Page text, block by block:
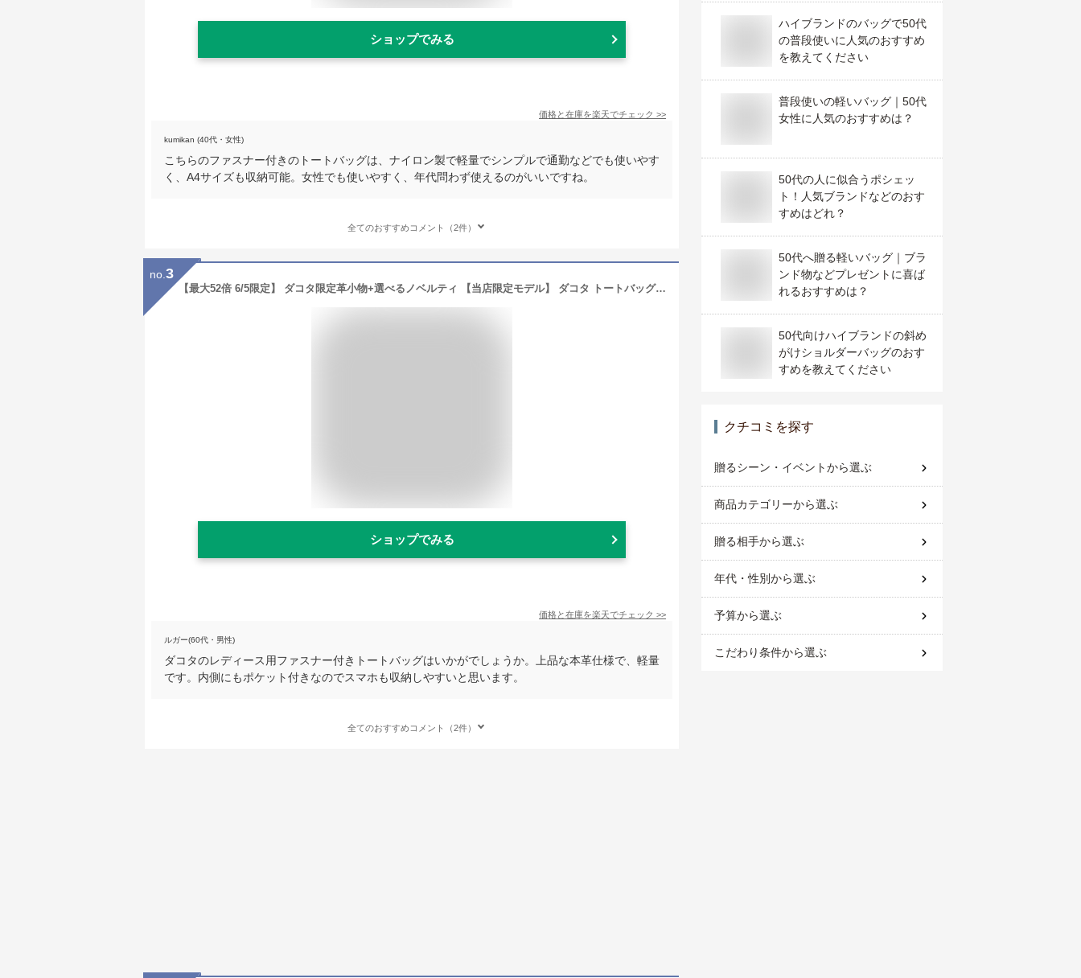
ショップでみる
価格と在庫を楽天でチェック >>
kumikan (40代・女性)
こちらのファスナー付きのトートバッグは、ナイロン製で軽量でシンプルで通勤などでも使いやす
く、A4サイズも収納可能。女性でも使いやすく、年代問わず使えるのがいいですね。
全てのおすすめコメント（2件）
no. 3
【最大52倍 6/5限定】 ダコタ限定革小物+選べるノベルティ 【当店限定モデル】 ダコタ トートバッグ レディース ファスナー付き バッグ Dakota トート 通勤 軽量 軽い ブランド A4 肩掛け 旅行 本革 レザー ジェントリー 限定色 1034510 新作 2023
ショップでみる
価格と在庫を楽天でチェック >>
ルガー(60代・男性)
ダコタのレディース用ファスナー付きトートバッグはいかがでしょうか。上品な本革仕様で、軽量
です。内側にもポケット付きなのでスマホも収納しやすいと思います。
全てのおすすめコメント（2件）
ハイブランドのバッグで50代
の普段使いに人気のおすすめ
を教えてください
普段使いの軽いバッグ｜50代
女性に人気のおすすめは？
50代の人に似合うポシェッ
ト！人気ブランドなどのおす
すめはどれ？
50代へ贈る軽いバッグ｜ブラ
ンド物などプレゼントに喜ば
れるおすすめは？
50代向けハイブランドの斜め
がけショルダーバッグのおす
すめを教えてください
クチコミを探す
贈るシーン・イベントから選ぶ
商品カテゴリーから選ぶ
贈る相手から選ぶ
年代・性別から選ぶ
予算から選ぶ
こだわり条件から選ぶ